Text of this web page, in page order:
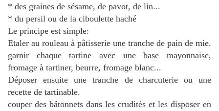
* des graines de sésame, de pavot, de lin...
* du persil ou de la ciboulette haché
Le principe est simple:
Etaler au rouleau à pâtisserie une tranche de pain de mie.
garnir chaque tartine avec une base mayonnaise,
fromage à tartiner, beurre, fromage blanc...
Déposer ensuite une tranche de charcuterie ou une
recette de tartinable.
couper des bâtonnets dans les crudités et les disposer en